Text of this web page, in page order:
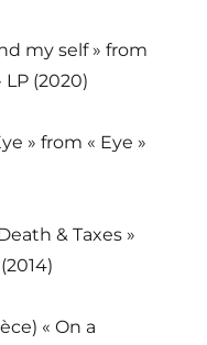
my self » from
(2020)
» from « Eye »
& Taxes »
« On a